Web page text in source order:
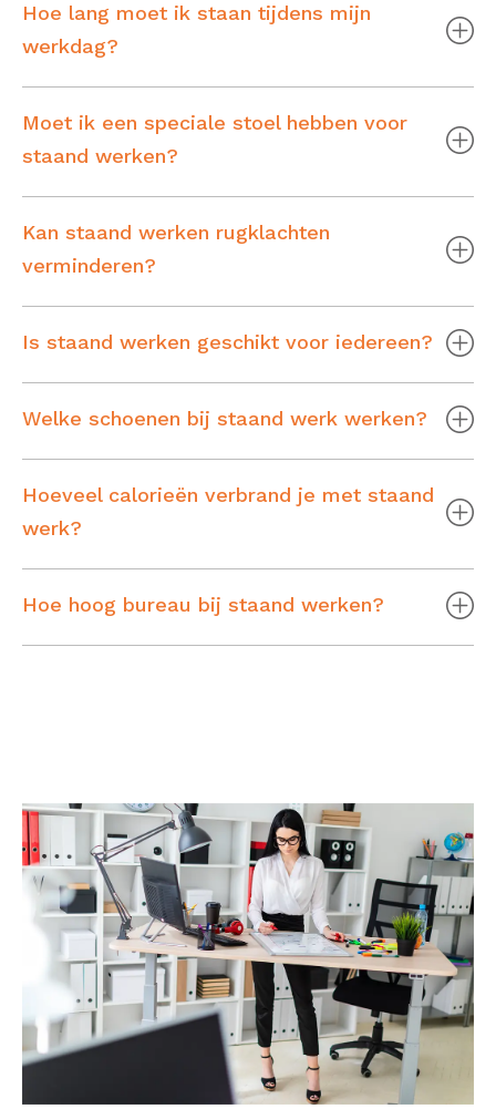
Hoe lang moet ik staan tijdens mijn
werkdag?
Moet ik een speciale stoel hebben voor
staand werken?
Kan staand werken rugklachten
verminderen?
Is staand werken geschikt voor iedereen?
Welke schoenen bij staand werk werken?
Hoeveel calorieën verbrand je met staand
werk?
Hoe hoog bureau bij staand werken?